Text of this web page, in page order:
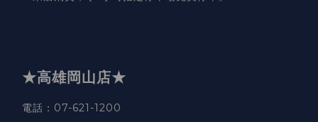
★高雄岡山店★
電話：07-621-1200